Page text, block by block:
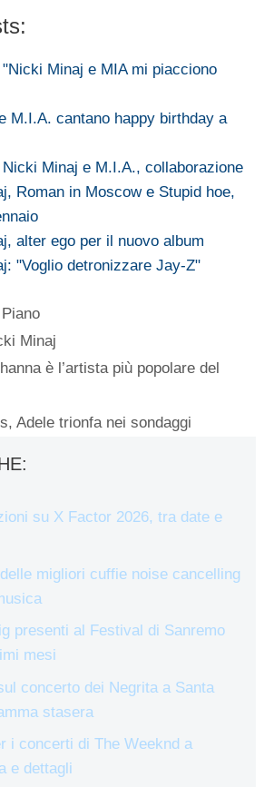
"Nicki Minaj e MIA mi piacciono
M.I.A. cantano happy birthday a
Nicki Minaj e M.I.A., collaborazione
Roman in Moscow e Stupid hoe,
alter ego per il nuovo album
"Voglio detronizzare Jay-Z"
Minaj
è l’artista più popolare del
Adele trionfa nei sondaggi
su X Factor 2026, tra date e
migliori cuffie noise cancelling
presenti al Festival di Sanremo
mesi
concerto dei Negrita a Santa
stasera
i concerti di The Weeknd a
e dettagli